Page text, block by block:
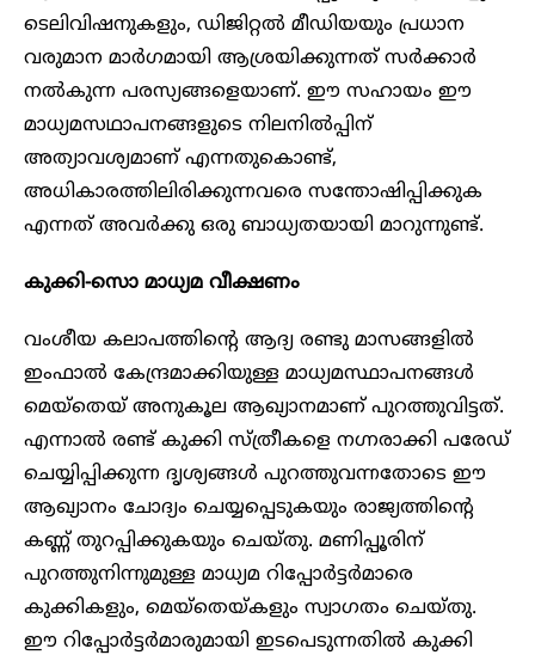
ടെലിവിഷനുകളും, ഡിജിറ്റൽ മീഡിയയും പ്രധാന
വരുമാന മാർഗമായി ആശ്രയിക്കുന്നത് സർക്കാർ
നൽകുന്ന പരസ്യങ്ങളെയാണ്. ഈ സഹായം ഈ
മാധ്യമസഥാപനങ്ങളുടെ നിലനിൽപ്പിന്
അത്യാവശ്യമാണ് എന്നതുകൊണ്ട്,
അധികാരത്തിലിരിക്കുന്നവരെ സന്തോഷിപ്പിക്കുക
എന്നത് അവർക്കു ഒരു ബാധ്യതയായി മാറുന്നുണ്ട്.
കുക്കി-സൊ മാധ്യമ വീക്ഷണം
വംശീയ കലാപത്തിന്റെ ആദ്യ രണ്ടു മാസങ്ങളിൽ
ഇംഫാൽ കേന്ദ്രമാക്കിയുള്ള മാധ്യമസ്ഥാപനങ്ങൾ
മെയ്തെയ് അനുകൂല ആഖ്യാനമാണ് പുറത്തുവിട്ടത്.
എന്നാൽ രണ്ട് കുക്കി സ്ത്രീകളെ നഗ്നരാക്കി പരേഡ്
ചെയ്യിപ്പിക്കുന്ന ദൃശ്യങ്ങൾ പുറത്തുവന്നതോടെ ഈ
ആഖ്യാനം ചോദ്യം ചെയ്യപ്പെടുകയും രാജ്യത്തിന്റെ
കണ്ണ് തുറപ്പിക്കുകയും ചെയ്തു. മണിപ്പൂരിന്
പുറത്തുനിന്നുമുള്ള മാധ്യമ റിപ്പോർട്ടർമാരെ
കുക്കികളും, മെയ്തെയ്കളും സ്വാഗതം ചെയ്തു.
ഈ റിപ്പോർട്ടർമാരുമായി ഇടപെടുന്നതിൽ കുക്കി